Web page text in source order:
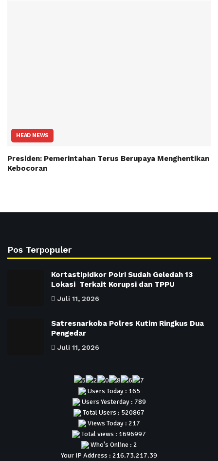
HEAD NEWS
Presiden: Pemerintahan Terus Berupaya Menghentikan
Kebocoran
Pos Terpopuler
Kortastipidkor Polri Sudah Geledah 13
Lokasi Terkait Korupsi dan TPPU
Juli 11, 2026
Satresnarkoba Polres Kutim Ringkus Dua
Pengedar
Juli 11, 2026
Users Today : 165
Users Yesterday : 789
Total Users : 520867
Views Today : 217
Total views : 1696997
Who's Online : 2
Your IP Address : 216.73.217.39